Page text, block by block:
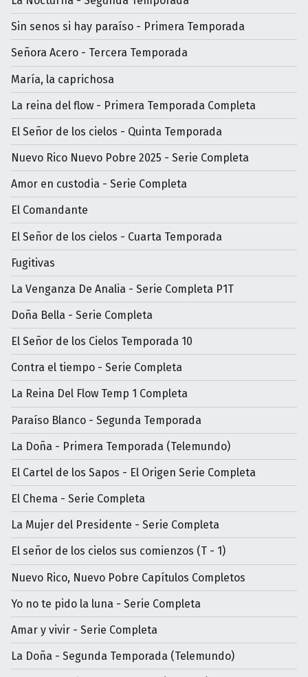
Sin senos si hay paraíso - Primera Temporada
Señora Acero - Tercera Temporada
María, la caprichosa
La reina del flow - Primera Temporada Completa
El Señor de los cielos - Quinta Temporada
Nuevo Rico Nuevo Pobre 2025 - Serie Completa
Amor en custodia - Serie Completa
El Comandante
El Señor de los cielos - Cuarta Temporada
Fugitivas
La Venganza De Analia - Serie Completa P1T
Doña Bella - Serie Completa
El Señor de los Cielos Temporada 10
Contra el tiempo - Serie Completa
La Reina Del Flow Temp 1 Completa
Paraíso Blanco - Segunda Temporada
La Doña - Primera Temporada (Telemundo)
El Cartel de los Sapos - El Origen Serie Completa
El Chema - Serie Completa
La Mujer del Presidente - Serie Completa
El señor de los cielos sus comienzos (T - 1)
Nuevo Rico, Nuevo Pobre Capítulos Completos
Yo no te pido la luna - Serie Completa
Amar y vivir - Serie Completa
La Doña - Segunda Temporada (Telemundo)